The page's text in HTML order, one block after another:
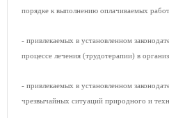
порядке к выполнению оплачиваемых
- привлекаемых в установленном
процессе лечения (трудотерапии) в
- привлекаемых в установленном
чрезвычайных ситуаций природного и